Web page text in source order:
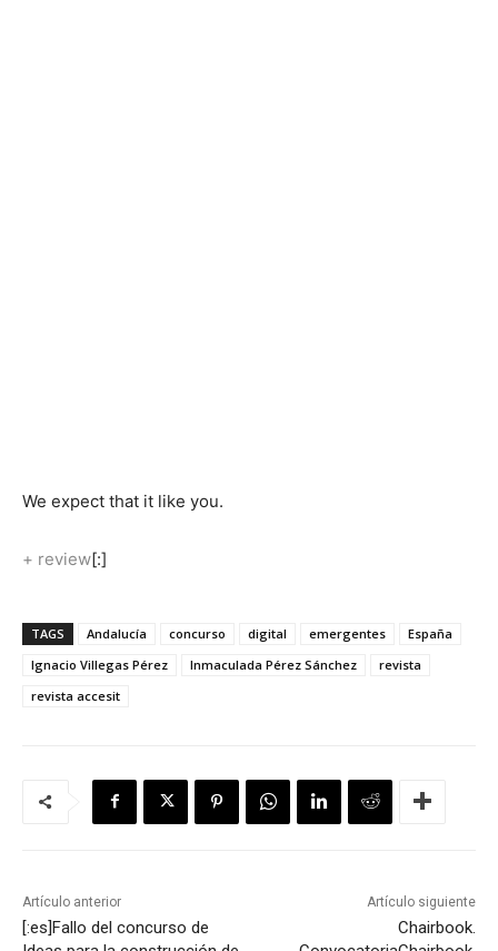
We expect that it like you.
+ review[:]
TAGS Andalucía concurso digital emergentes
España
Ignacio Villegas Pérez
Inmaculada Pérez Sánchez
revista
revista accesit
Artículo anterior
[:es]Fallo del concurso de
Artículo siguiente
Chairbook.